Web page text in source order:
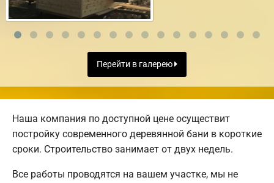
Перейти в галерею
Наша компания по доступной цене осуществит
постройку современного деревянной бани в короткие
сроки. Строительство занимает от двух недель.
Все работы проводятся на вашем участке, мы не